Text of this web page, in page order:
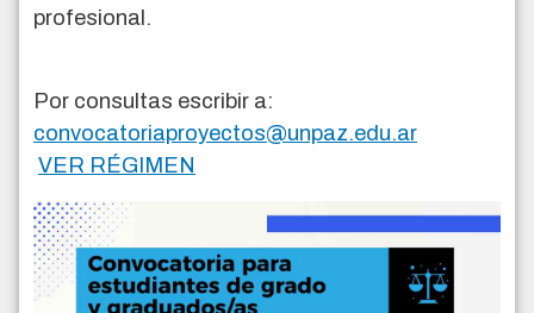
profesional.
Por consultas escribir a:
convocatoriaproyectos@unpaz.edu.ar
VER RÉGIMEN